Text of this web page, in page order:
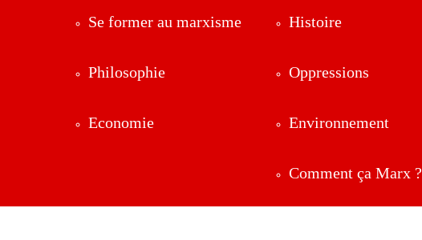
Se former au marxisme
Philosophie
Economie
Histoire
Oppressions
Environnement
Comment ça Marx ?